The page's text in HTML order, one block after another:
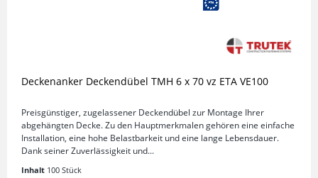
Deckenanker Deckendübel TMH 6 x 70 vz ETA VE100
Preisgünstiger, zugelassener Deckendübel zur Montage Ihrer
abgehängten Decke. Zu den Hauptmerkmalen gehören eine einfache
Installation, eine hohe Belastbarkeit und eine lange Lebensdauer.
Dank seiner Zuverlässigkeit und...
Inhalt 100 Stück